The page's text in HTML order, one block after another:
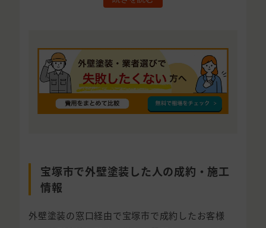
宝塚市で外壁塗装した人の成約・施工
情報
外壁塗装の窓口経由で宝塚市で成約したお客様